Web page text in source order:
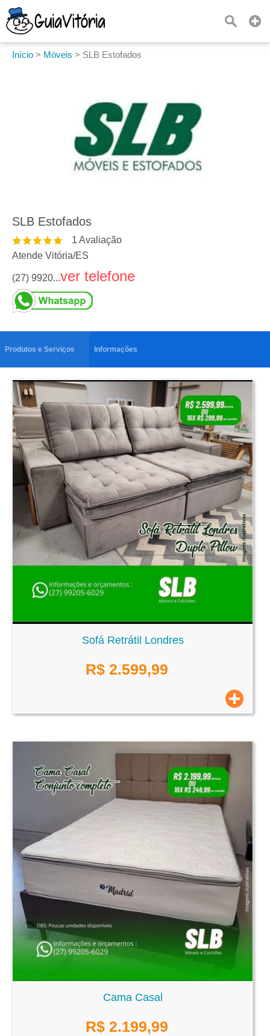
Início > Móveis > SLB Estofados
SLB Estofados
1 Avaliação
Atende Vitória/ES
(27) 9920...ver telefone
Produtos e Serviços Informações
Sofá Retrátil Londres
R$ 2.599,99
Cama Casal
R$ 2.199,99